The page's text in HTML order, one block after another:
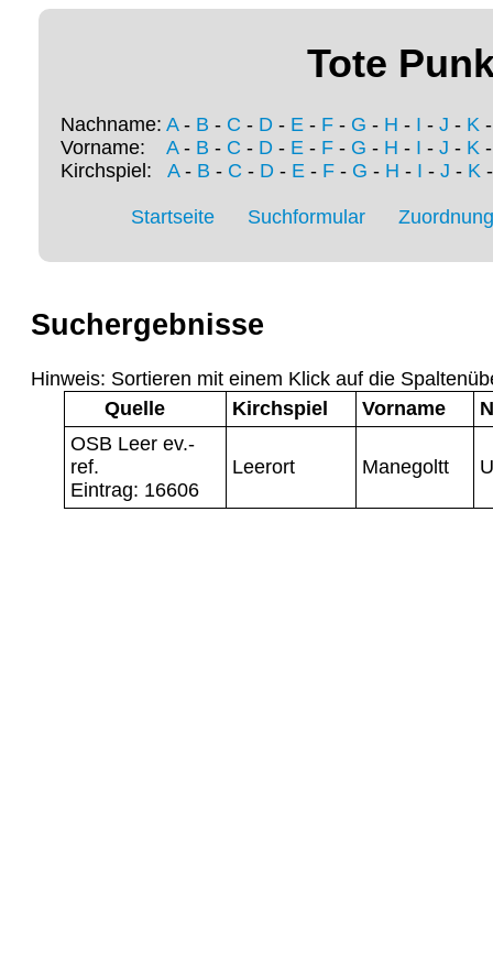
Tote
Nachname: A- B - C - D - E - F - G - H - I - J - K
Vorname: A- B - C - D - E - F - G - H - I - J - K
Kirchspiel: A- B - C - D- E- F- G - H - I - J - K
Startseite Suchformular
Suchergebnisse
Hinweis: Sortieren mit einem Klick auf die
Quelle
Kirchspiel Vorname
OSB Leer ev.-
ref.
Eintrag: 16606
Leerort Manegoltt